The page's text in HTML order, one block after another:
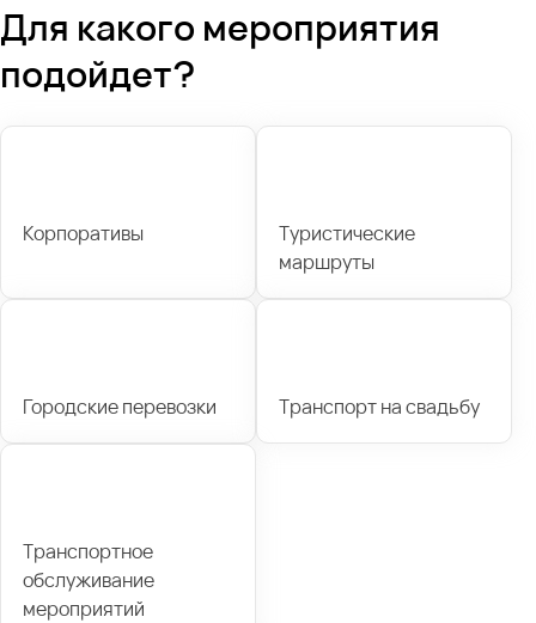
Для какого мероприятия
подойдет?
Корпоративы
Туристические
маршруты
Городские перевозки Транспорт на свадьбу
Транспортное
обслуживание
мероприятий